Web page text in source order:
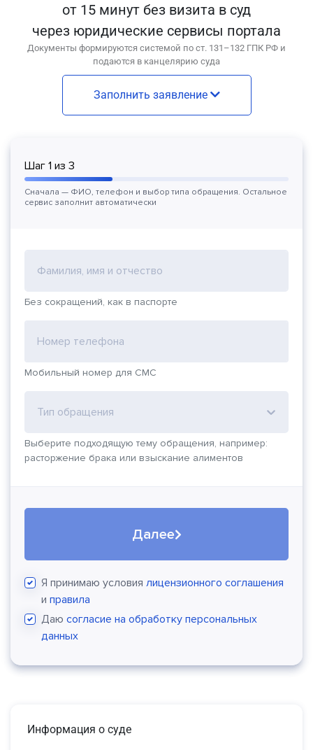
от 15 минут без визита в суд
через юридические сервисы портала
Документы формируются системой по ст. 131–132 ГПК РФ и
подаются в канцелярию суда
Заполнить заявление
Шаг 1 из 3
Сначала — ФИО, телефон и выбор типа обращения. Остальное
сервис заполнит автоматически
Фамилия, имя и отчество
Без сокращений, как в паспорте
Номер телефона
Мобильный номер для СМС
Тип обращения
Выберите подходящую тему обращения, например:
расторжение брака или взыскание алиментов
Далее
Я принимаю условия лицензионного соглашения
и правила
Даю согласие на обработку персональных
данных
Информация о суде